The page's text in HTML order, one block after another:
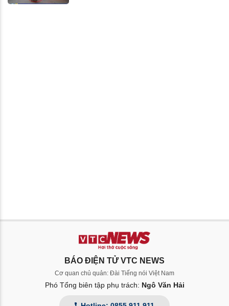
BÁO ĐIỆN TỬ VTC NEWS
Cơ quan chủ quản: Đài Tiếng nói Việt Nam
Phó Tổng biên tập phụ trách: Ngô Văn Hải